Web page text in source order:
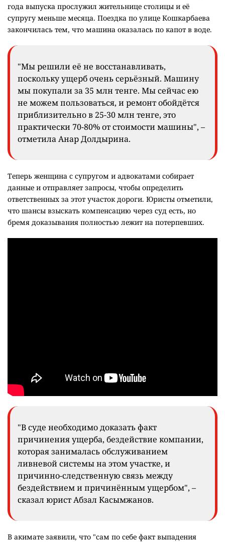
года выпуска прослужил жительнице столицы и её
супругу меньше месяца. Поездка по улице Кошкарбаева
закончилась тем, что машина оказалась по капот в воде.
"Мы решили её не восстанавливать,
поскольку ущерб очень серьёзный. Машину
мы покупали за 35 млн тенге. Мы сейчас ею
не можем пользоваться, и ремонт обойдётся
приблизительно в 25-30 млн тенге, это
практически 70-80% от стоимости машины", –
отметила Анар Долдырина.
Теперь женщина с супругом и адвокатами собирает
данные и отправляет запросы, чтобы определить
ответственных за этот участок дороги. Юристы отметили,
что шансы взыскать компенсацию через суд есть, но
бремя доказывания полностью лежит на потерпевших.
"В суде необходимо доказать факт
причинения ущерба, бездействие компании,
которая занималась обслуживанием
ливневой системы на этом участке, и
причинно-следственную связь между
бездействием и причинённым ущербом", –
сказал юрист Абзал Касымжанов.
В акимате заявили, что "сам по себе факт выпадения